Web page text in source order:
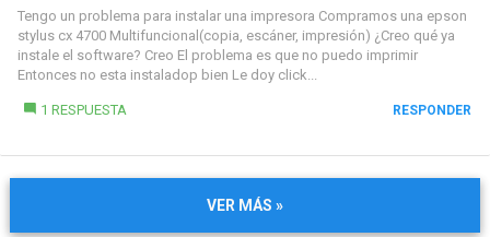
Tengo un problema para instalar una impresora Compramos una epson
stylus cx 4700 Multifuncional(copia, escáner, impresión) ¿Creo qué ya
instale el software? Creo El problema es que no puedo imprimir
Entonces no esta instaladop bien Le doy click...
1 RESPUESTA RESPONDER
VER MÁS »